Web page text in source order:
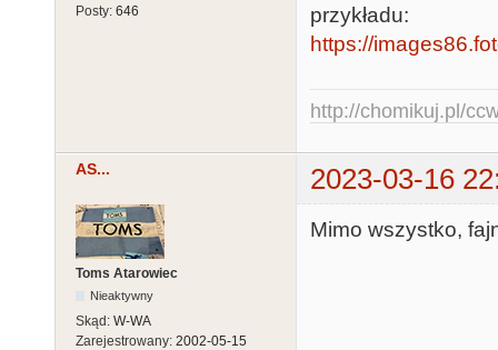
Posty: 646
przykładu:
https://
http://chomikuj.pl/
AS... 2023-03-16
Toms Atarowiec
Nieaktywny
Skąd: W-WA
Zarejestrowany: 2002-05-15
Mimo wszystko,